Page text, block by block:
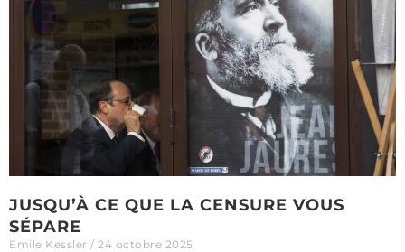
JUSQU’À CE QUE LA CENSURE VOUS
SÉPARE
Emile Kessler 24 octobre 2025